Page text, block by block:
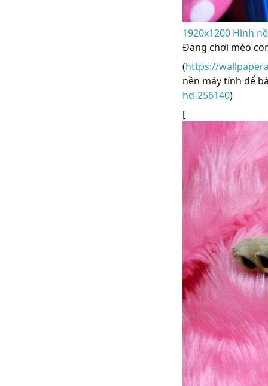
1920x1200 Hình
Đang chơi mèo
(https://
nền máy tính để
hd-256140)
[